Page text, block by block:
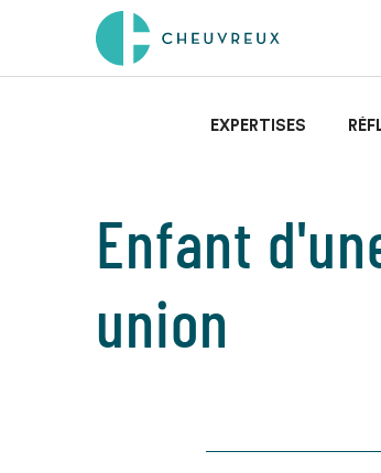
EXPERTISES
Enfant
union